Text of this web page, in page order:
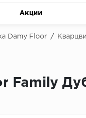
Акции
Damy Floor /
Family